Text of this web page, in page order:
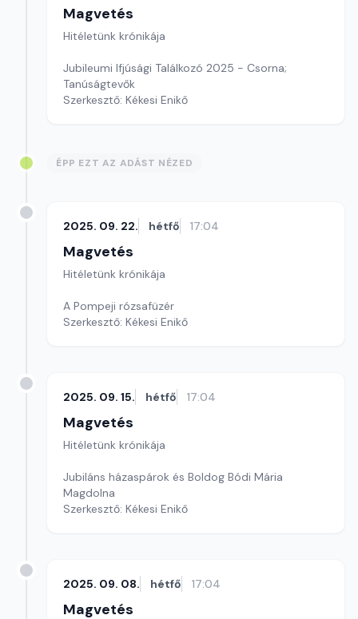
Magvetés
Hitéletünk krónikája
Jubileumi Ifjúsági Találkozó 2025 - Csorna;
Tanúságtevők
Szerkesztő: Kékesi Enikő
ÉPP EZT AZ ADÁST NÉZED
2025. 09. 22. hétfő 17:04
Magvetés
Hitéletünk krónikája
A Pompeji rózsafüzér
Szerkesztő: Kékesi Enikő
2025. 09. 15. hétfő 17:04
Magvetés
Hitéletünk krónikája
Jubiláns házaspárok és Boldog Bódi Mária
Magdolna
Szerkesztő: Kékesi Enikő
2025. 09. 08. hétfő 17:04
Magvetés